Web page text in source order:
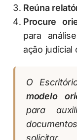
Reúna
Procure
para
ação judicial
O
modelo
para